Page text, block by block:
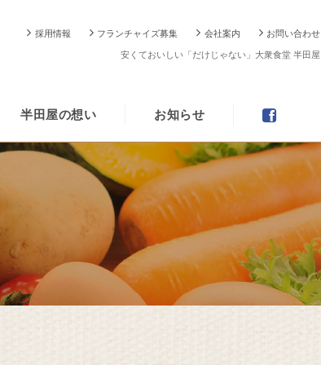
採用情報 フランチャイズ募集 会社案内 お問い合わせ
安くておいしい「だけじゃない」大衆食堂 半田屋
半田屋の想い お知らせ